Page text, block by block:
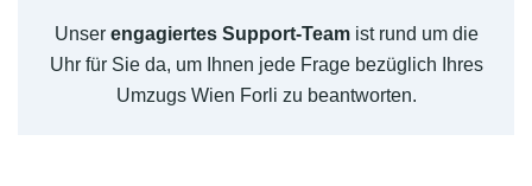
Unser engagiertes Support-Teamist rund um die
Uhr für Sie da, um Ihnen jede Frage bezüglich Ihres
Umzugs Wien Forli zu beantworten.